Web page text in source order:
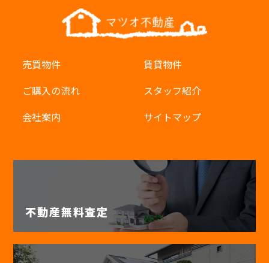
売買物件
賃貸物件
ご購入の流れ
スタッフ紹介
会社案内
サイトマップ
不動産無料査定